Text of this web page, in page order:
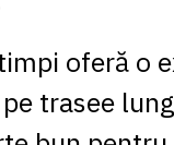
oferă o
trasee